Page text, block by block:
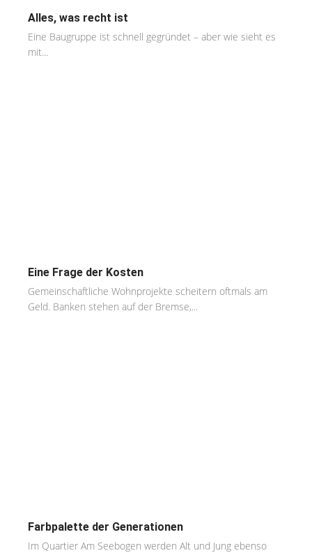
Alles, was recht ist
Eine Baugruppe ist schnell gegründet – aber wie sieht es
mit...
Eine Frage der Kosten
Gemeinschaftliche Wohnprojekte scheitern oftmals am
Geld. Banken stehen auf der Bremse,...
Farbpalette der Generationen
Im Quartier Am Seebogen werden Alt und Jung ebenso